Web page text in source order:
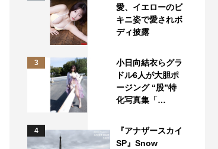
愛、イエローのビ
キニ姿で愛されボ
ディ披露
3
小日向結衣らグラ
ドル6人が大胆ポ
ージング “股”特
化写真集「…
4
『アナザースカイ
SP』Snow